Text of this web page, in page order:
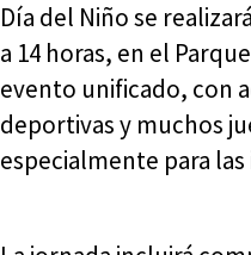
Día del Niño se
a 14 horas, en el
evento unificado, con
deportivas y muchos
especialmente para las